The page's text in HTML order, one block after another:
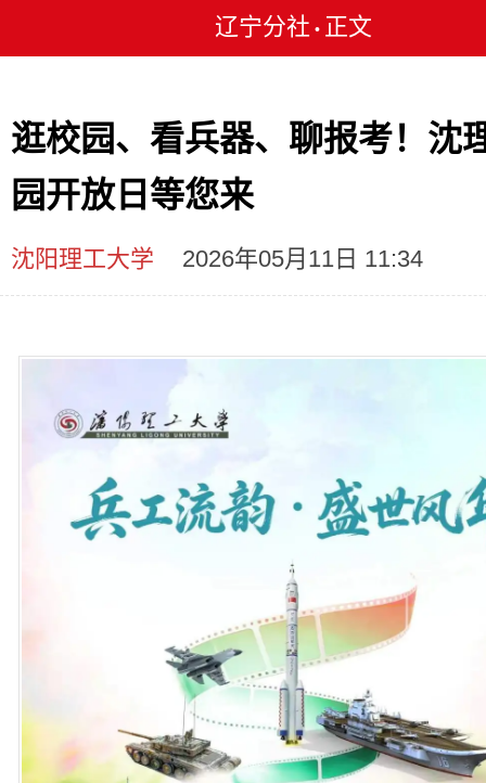
辽宁分社 • 正文
逛校园、看兵器、聊报考！沈
园开放日等您来
沈阳理工大学 2026年05月11日 11:34